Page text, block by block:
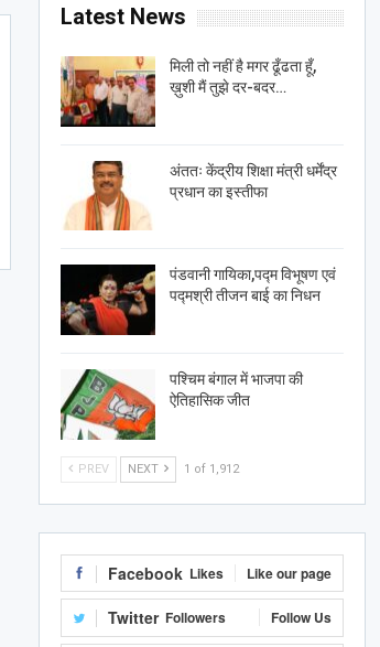
Latest News
मिली तो नहीं है मगर ढूँढता हूँ,
ख़ुशी मैं तुझे दर-बदर…
अंततः केंद्रीय शिक्षा मंत्री धर्मेंद्र
प्रधान का इस्तीफा
पंडवानी गायिका,पद्म विभूषण एवं
पद्मश्री तीजन बाई का निधन
पश्चिम बंगाल में भाजपा की
ऐतिहासिक जीत
PREV NEXT 1 of 1,912
Facebook Likes Like our page
Twitter Followers Follow Us